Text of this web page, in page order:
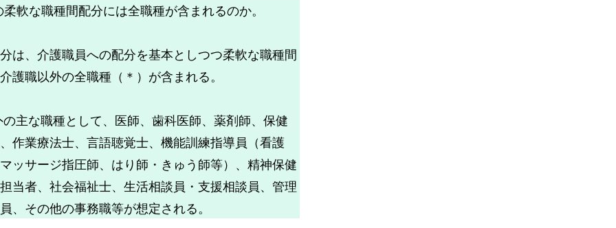
軟な職種間配分には全職種が含まれるのか。
は、介護職員への配分を基本としつつ柔軟な職種間
護職以外の全職種（＊）が含まれる。
主な職種として、医師、歯科医師、薬剤師、保健
作業療法士、言語聴覚士、機能訓練指導員（看護
ッサージ指圧師、はり師・きゅう師等）、精神保健
当者、社会福祉士、生活相談員・支援相談員、管理
、その他の事務職等が想定される。